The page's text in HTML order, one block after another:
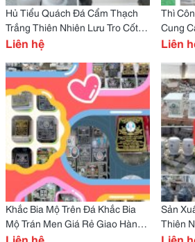
Hủ Tiểu Quách Đá Cẩm Thạch
Trắng Thiên Nhiên Lưu Tro Cốt
Giá Rẽ
Liên hệ
Thì
Cung
Liên
Khắc Bia Mộ Trên Đá Khắc Bia
Mộ Trán Men Giá Rẻ Giao Hàng
Tận Nơi
Sản
Thiên
Giao